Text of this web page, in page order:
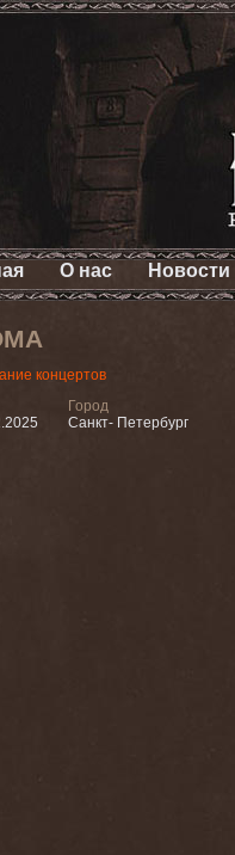
О нас Новости
концертов
Город
Санкт- Петербург